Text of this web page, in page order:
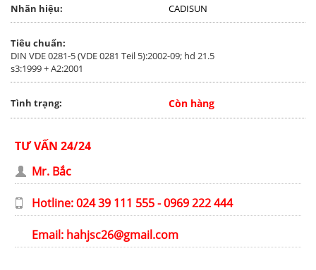
Nhãn hiệu: CADISUN
Tiêu chuẩn:
DIN VDE 0281-5 (VDE 0281 Teil 5):2002-09; hd 21.5
s3:1999 + A2:2001
Tình trạng: Còn hàng
TƯ VẤN 24/24
Mr. Bắc
Hotline: 024 39 111 555 - 0969 222 444
Email: hahjsc26@gmail.com